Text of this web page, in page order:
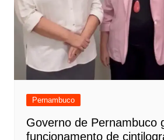
Pernambuco
Governo de Pernambuco
funcionamento de